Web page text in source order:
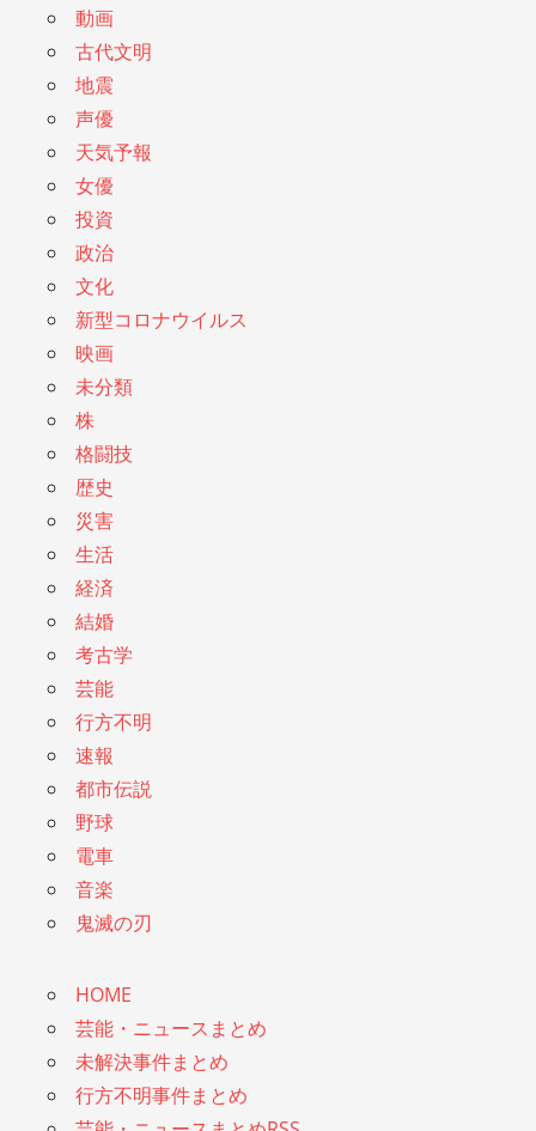
動画
古代文明
地震
声優
天気予報
女優
投資
政治
文化
新型コロナウイルス
映画
未分類
株
格闘技
歴史
災害
生活
経済
結婚
考古学
芸能
行方不明
速報
都市伝説
野球
電車
音楽
鬼滅の刃
HOME
芸能・ニュースまとめ
未解決事件まとめ
行方不明事件まとめ